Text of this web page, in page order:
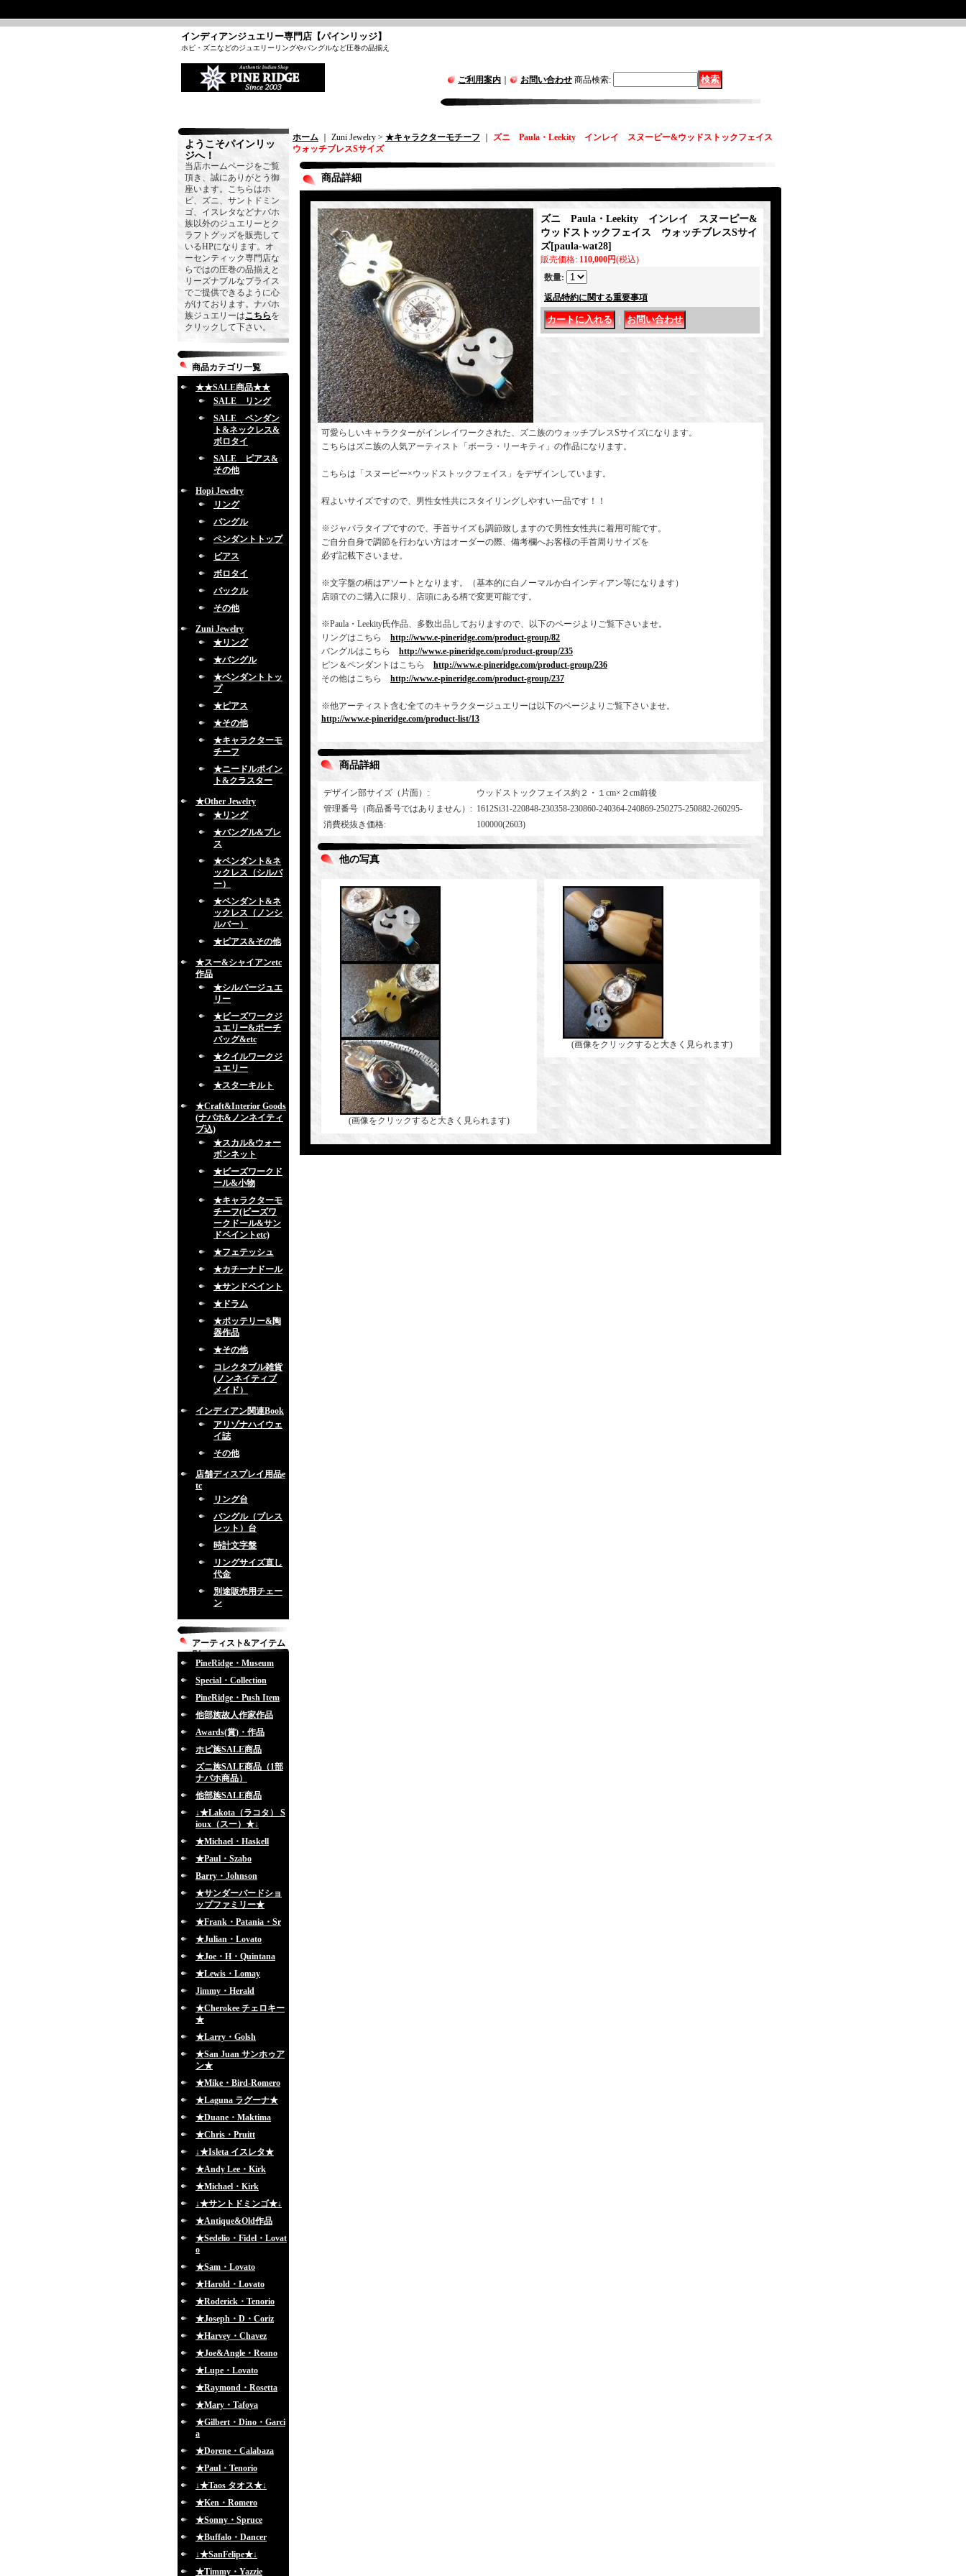
インディアンジュエリー専門店【パインリッジ】
ホピ・ズニなどのジュエリーリングやバングルなど圧巻の品揃え
ご利用案内 お問い合わせ 商品検索:
ようこそパインリッ
ジへ！
当店ホームページをご覧
頂き、誠にありがとう御
座います。こちらはホ
ピ、ズニ、サントドミン
ゴ、イスレタなどナバホ
族以外のジュエリーとク
ラフトグッズを販売して
いるHPになります。オ
ーセンティック専門店な
らではの圧巻の品揃えと
リーズナブルなプライス
でご提供できるように心
がけております。ナバホ
族ジュエリーはこちらを
クリックして下さい。
商品カテゴリ一覧
★★SALE商品★★
SALE リング
SALE ペンダン
ト&ネックレス&
ボロタイ
SALE ピアス&
その他
Hopi Jewelry
リング
バングル
ペンダントトップ
ピアス
ボロタイ
バックル
その他
Zuni Jewelry
★リング
★バングル
★ペンダントトッ
プ
★ピアス
★その他
★キャラクターモ
チーフ
★ニードルポイン
ト&クラスター
★Other Jewelry
★リング
★バングル&ブレ
ス
★ペンダント&ネ
ックレス（シルバ
ー）
★ペンダント&ネ
ックレス（ノンシ
ルバー）
★ピアス&その他
★スー&シャイアンetc
作品
★シルバージュエ
リー
★ビーズワークジ
ュエリー&ポーチ
バッグ&etc
★クイルワークジ
ュエリー
★スターキルト
★Craft&Interior Goods
(ナバホ&ノンネイティ
ブ込)
★スカル&ウォー
ボンネット
★ビーズワークド
ール&小物
★キャラクターモ
チーフ(ビーズワ
ークドール&サン
ドペイントetc)
★フェテッシュ
★カチーナドール
★サンドペイント
★ドラム
★ポッテリー&陶
器作品
★その他
コレクタブル雑貨
(ノンネイティブ
メイド）
インディアン関連Book
アリゾナハイウェ
イ誌
その他
店舗ディスプレイ用品e
tc
リング台
バングル（ブレス
レット）台
時計文字盤
リングサイズ直し
代金
別途販売用チェー
ン
アーティスト&アイテム
別
PineRidge・Museum
Special・Collection
PineRidge・Push Item
他部族故人作家作品
Awards(賞)・作品
ホピ族SALE商品
ズニ族SALE商品（1部
ナバホ商品）
他部族SALE商品
↓★Lakota（ラコタ） S
ioux（スー）★↓
★Michael・Haskell
★Paul・Szabo
Barry・Johnson
★サンダーバードショ
ップファミリー★
★Frank・Patania・Sr
★Julian・Lovato
★Joe・H・Quintana
★Lewis・Lomay
Jimmy・Herald
★Cherokee チェロキー
★
★Larry・Golsh
★San Juan サンホゥア
ン★
★Mike・Bird-Romero
★Laguna ラグーナ★
★Duane・Maktima
★Chris・Pruitt
↓★Isleta イスレタ★
★Andy Lee・Kirk
★Michael・Kirk
↓★サントドミンゴ★↓
★Antique&Old作品
★Sedelio・Fidel・Lovat
o
★Sam・Lovato
★Harold・Lovato
★Roderick・Tenorio
★Joseph・D・Coriz
★Harvey・Chavez
★Joe&Angle・Reano
★Lupe・Lovato
★Raymond・Rosetta
★Mary・Tafoya
★Gilbert・Dino・Garci
a
★Dorene・Calabaza
★Paul・Tenorio
↓★Taos タオス★↓
★Ken・Romero
★Sonny・Spruce
★Buffalo・Dancer
↓★SanFelipe★↓
★Timmy・Yazzie
ホーム ｜ Zuni Jewelry > ★キャラクターモチーフ
ズニ Paula・Leekity インレイ スヌーピー&ウッドストックフェイス
ウォッチブレスSサイズ
商品詳細
ズニ Paula・Leekity インレイ スヌーピー&
ウッドストックフェイス ウォッチブレスSサイ
ズ[paula-wat28]
販売価格: 110,000円(税込)
数量:
返品特約に関する重要事項
可愛らしいキャラクターがインレイワークされた、ズニ族のウォッチブレスSサイズになります。
こちらはズニ族の人気アーティスト「ポーラ・リーキティ」の作品になります。
こちらは「スヌーピー×ウッドストックフェイス」をデザインしています。
程よいサイズですので、男性女性共にスタイリングしやすい一品です！！
※ジャバラタイプですので、手首サイズも調節致しますので男性女性共に着用可能です。
ご自分自身で調節を行わない方はオーダーの際、備考欄へお客様の手首周りサイズを
必ず記載下さいませ。
※文字盤の柄はアソートとなります。（基本的に白ノーマルか白インディアン等になります）
店頭でのご購入に限り、店頭にある柄で変更可能です。
※Paula・Leekity氏作品、多数出品しておりますので、以下のページよりご覧下さいませ。
リングはこちら http://www.e-pineridge.com/product-group/82
バングルはこちら http://www.e-pineridge.com/product-group/235
ピン＆ペンダントはこちら http://www.e-pineridge.com/product-group/236
その他はこちら http://www.e-pineridge.com/product-group/237
※他アーティスト含む全てのキャラクタージュエリーは以下のページよりご覧下さいませ。
http://www.e-pineridge.com/product-list/13
商品詳細
デザイン部サイズ（片面） :
ウッドストックフェイス約２・１cm×２cm前後
管理番号（商品番号ではありません） : 1612Si31-220848-230358-230860-240364-240869-250275-250882-260295-
消費税抜き価格: 100000(2603)
他の写真
(画像をクリックすると大きく見られます)
(画像をクリックすると大きく見られます)